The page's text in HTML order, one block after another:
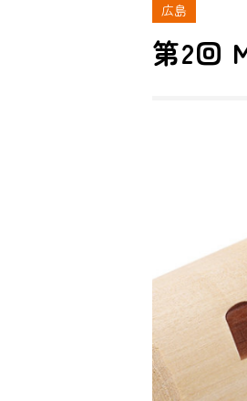
広島
第2回